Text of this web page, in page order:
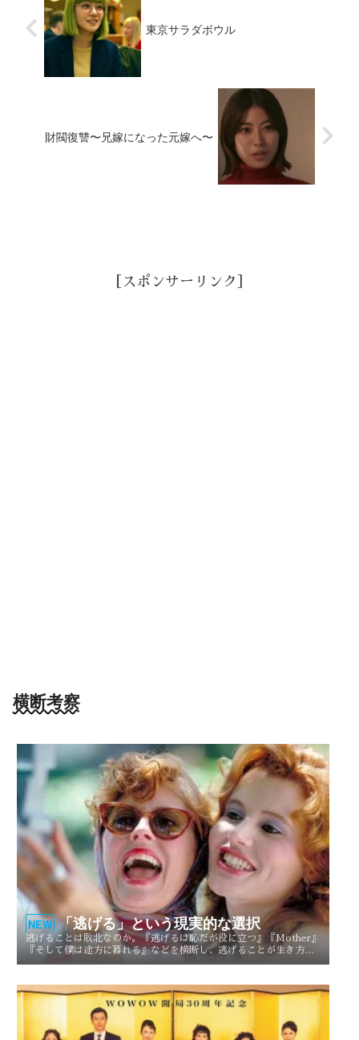
東京サラダボウル
財閥復讐〜兄嫁になった元嫁へ〜
［スポンサーリンク］
横断考察
NEW 「逃げる」という現実的な選択
逃げることは敗北なのか。『逃げるは恥だが役に立つ』『Mother』
『そして僕は途方に暮れる』などを横断し、逃げることが生き方や